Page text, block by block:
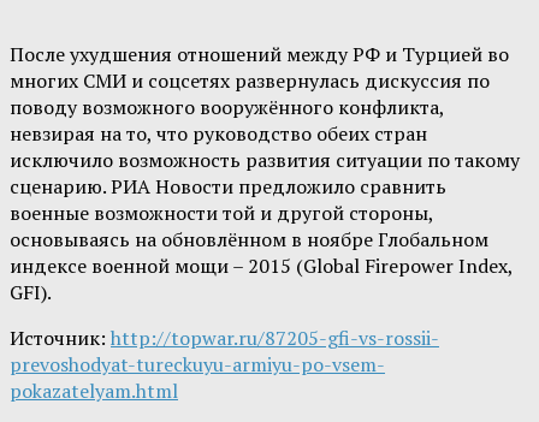
После ухудшения отношений между РФ и Турцией во
многих СМИ и соцсетях развернулась дискуссия по
поводу возможного вооружённого конфликта,
невзирая на то, что руководство обеих стран
исключило возможность развития ситуации по такому
сценарию. РИА Новости предложило сравнить
военные возможности той и другой стороны,
основываясь на обновлённом в ноябре Глобальном
индексе военной мощи – 2015 (Global Firepower Index,
GFI).
Источник: http://topwar.ru/87205-gfi-vs-rossii-
prevoshodyat-tureckuyu-armiyu-po-vsem-
pokazatelyam.html